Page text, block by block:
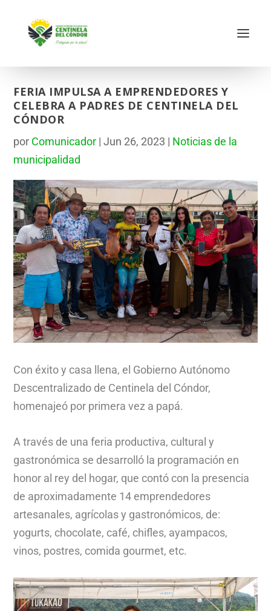
FERIA IMPULSA A EMPRENDEDORES Y
CELEBRA A PADRES DE CENTINELA DEL
CÓNDOR
por Comunicador |Jun 26, 2023 | Noticias de la
municipalidad
Con éxito y casa llena, el Gobierno Autónomo
Descentralizado de Centinela del Cóndor,
homenajeó por primera vez a papá.
A través de una feria productiva, cultural y
gastronómica se desarrolló la programación en
honor al rey del hogar, que contó con la presencia
de aproximadamente 14 emprendedores
artesanales, agrícolas y gastronómicos, de:
yogurts, chocolate, café, chifles, ayampacos,
vinos, postres, comida gourmet, etc.